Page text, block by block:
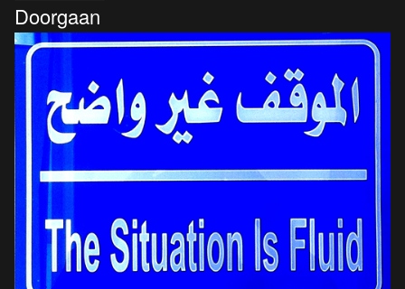
Doorgaan